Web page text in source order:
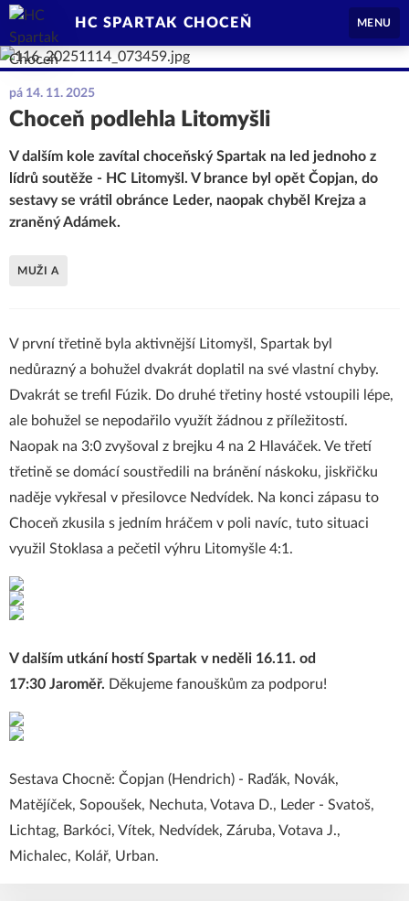
HC SPARTAK CHOCEŇ MENU
pá 14. 11. 2025
Choceň podlehla Litomyšli
V dalším kole zavítal choceňský Spartak na led jednoho z
lídrů soutěže - HC Litomyšl. V brance byl opět Čopjan, do
sestavy se vrátil obránce Leder, naopak chyběl Krejza a
zraněný Adámek.
MUŽI A
V první třetině byla aktivnější Litomyšl, Spartak byl
nedůrazný a bohužel dvakrát doplatil na své vlastní chyby.
Dvakrát se trefil Fúzik. Do druhé třetiny hosté vstoupili lépe,
ale bohužel se nepodařilo využít žádnou z příležitostí.
Naopak na 3:0 zvyšoval z brejku 4 na 2 Hlaváček. Ve třetí
třetině se domácí soustředili na bránění náskoku, jiskřičku
naděje vykřesal v přesilovce Nedvídek. Na konci zápasu to
Choceň zkusila s jedním hráčem v poli navíc, tuto situaci
využil Stoklasa a pečetil výhru Litomyšle 4:1.
V dalším utkání hostí Spartak v neděli 16.11. od
17:30 Jaroměř. Děkujeme fanouškům za podporu!
Sestava Chocně: Čopjan (Hendrich) - Raďák, Novák,
Matějíček, Sopoušek, Nechuta, Votava D., Leder - Svatoš,
Lichtag, Barkóci, Vítek, Nedvídek, Záruba, Votava J.,
Michalec, Kolář, Urban.